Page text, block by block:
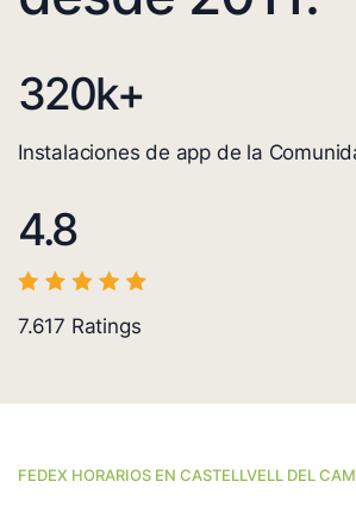
320k+
Instalaciones de app de la
4.8
7.617 Ratings
FEDEX HORARIOS EN CASTELLVELL DEL